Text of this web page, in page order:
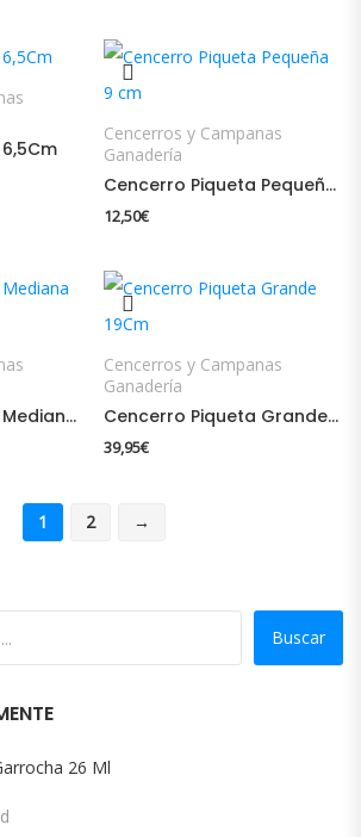
Cencerros y Campanas
Ganadería
Cencerro Piqueta Pequeña 9 cm
12,50€
Cencerro Piqueta Mediana 15Cm
Cencerros y Campanas
Ganadería
Cencerro Piqueta Grande 19Cm
39,95€
1 2 →
Buscar
26 Ml